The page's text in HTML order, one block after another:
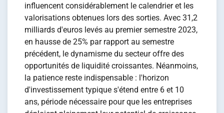
influencent considérablement le calendrier et les
valorisations obtenues lors des sorties. Avec 31,2
milliards d'euros levés au premier semestre 2023,
en hausse de 25% par rapport au semestre
précédent, le dynamisme du secteur offre des
opportunités de liquidité croissantes. Néanmoins,
la patience reste indispensable : l'horizon
d'investissement typique s'étend entre 6 et 10
ans, période nécessaire pour que les entreprises